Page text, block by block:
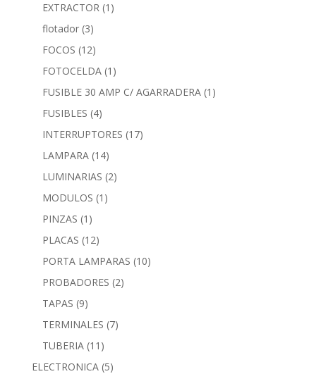
EXTRACTOR (1)
flotador (3)
FOCOS (12)
FOTOCELDA (1)
FUSIBLE 30 AMP C/ AGARRADERA (1)
FUSIBLES (4)
INTERRUPTORES (17)
LAMPARA (14)
LUMINARIAS (2)
MODULOS (1)
PINZAS (1)
PLACAS (12)
PORTA LAMPARAS (10)
PROBADORES (2)
TAPAS (9)
TERMINALES (7)
TUBERIA (11)
ELECTRONICA (5)